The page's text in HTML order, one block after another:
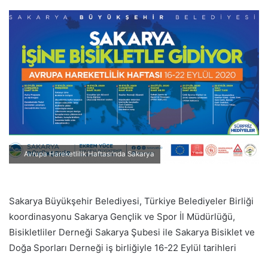
e
p
o
s
t
a
g
n
d
m
e
k
Avrupa Hareketlilik Haftası’nda Sakarya
Sakarya Büyükşehir Belediyesi, Türkiye Belediyeler Birliği
koordinasyonu Sakarya Gençlik ve Spor İl Müdürlüğü,
Bisikletliler Derneği Sakarya Şubesi ile Sakarya Bisiklet ve
Doğa Sporları Derneği iş birliğiyle 16-22 Eylül tarihleri